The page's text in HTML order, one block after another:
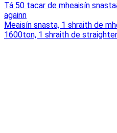
Tá 50 tacar de mheaisín
againn
Meaisín snasta, 1 shraith de
1600ton, 1 shraith de